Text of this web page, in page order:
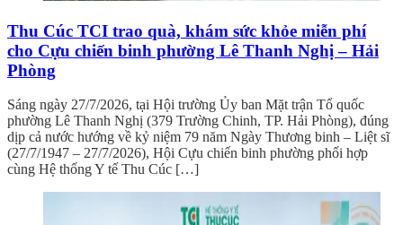
Thu Cúc TCI trao quà, khám sức khỏe miễn phí
cho Cựu chiến binh phường Lê Thanh Nghị – Hải
Phòng
Sáng ngày 27/7/2026, tại Hội trường Ủy ban Mặt trận Tổ quốc
phường Lê Thanh Nghị (379 Trường Chinh, TP. Hải Phòng), đúng
dịp cả nước hướng về kỷ niệm 79 năm Ngày Thương binh – Liệt sĩ
(27/7/1947 – 27/7/2026), Hội Cựu chiến binh phường phối hợp
cùng Hệ thống Y tế Thu Cúc […]